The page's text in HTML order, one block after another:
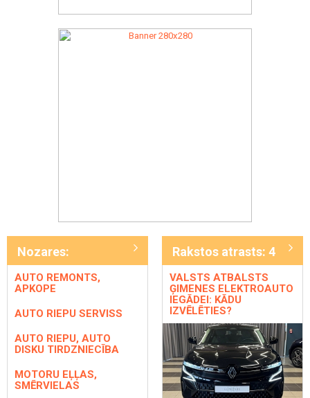
Nozares:
AUTO REMONTS,
APKOPE
AUTO RIEPU SERVISS
AUTO RIEPU, AUTO
DISKU TIRDZNIECĪBA
MOTORU EĻĻAS,
SMĒRVIELAS
Rakstos atrasts: 4
VALSTS ATBALSTS
ĢIMENES ELEKTROAUTO
IEGĀDEI: KĀDU
IZVĒLĒTIES?